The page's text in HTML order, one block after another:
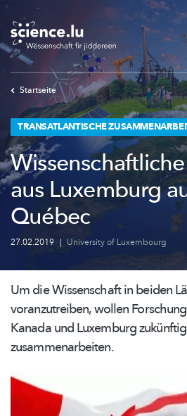
Skip
main
content
Startseite
TRANSATLANTISCHE
aus Luxemburg
Québec
27.02.2019 | University of Luxembourg
Um die Wissenschaft in beiden
voranzutreiben,wollen
Kanada und Luxemburg
zusammenarbeiten.